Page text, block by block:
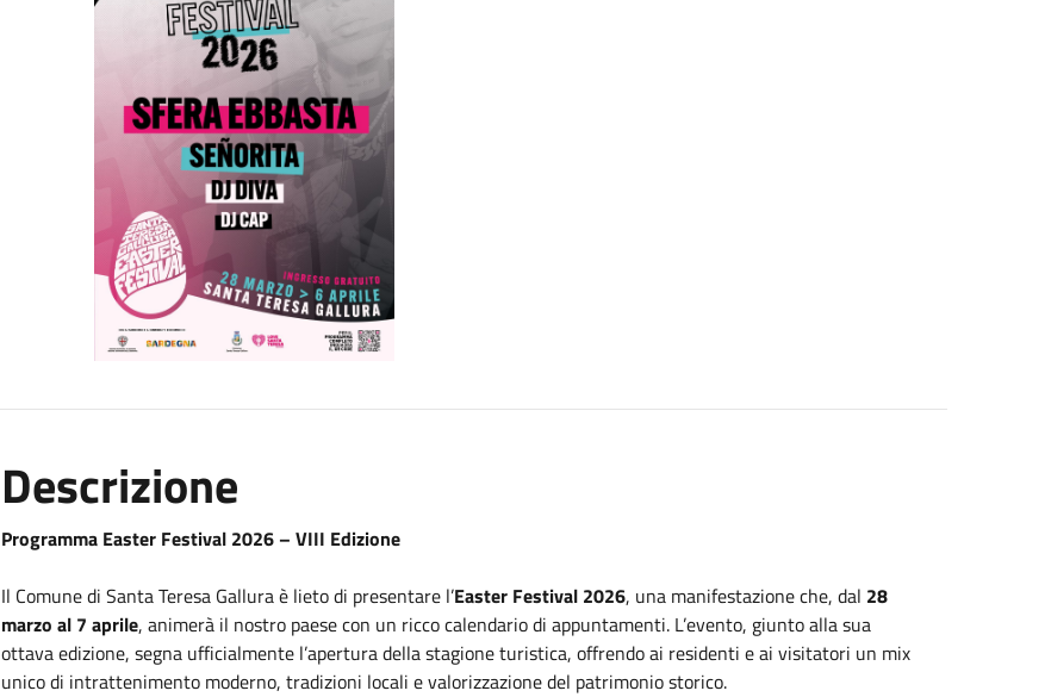
Descrizione
Programma Easter Festival 2026 – VIII Edizione
Il Comune di Santa Teresa Gallura è lieto di presentare l’Easter Festival 2026, una manifestazione che, dal 28
marzo al 7 aprile, animerà il nostro paese con un ricco calendario di appuntamenti. L’evento, giunto alla sua
ottava edizione, segna ufficialmente l’apertura della stagione turistica, offrendo ai residenti e ai visitatori un mix
unico di intrattenimento moderno, tradizioni locali e valorizzazione del patrimonio storico.